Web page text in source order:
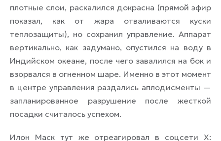
плотные слои, раскалился докрасна (прямой эфир
показал, как от жара отваливаются куски
теплозащиты), но сохранил управление. Аппарат
вертикально, как задумано, опустился на воду в
Индийском океане, после чего завалился на бок и
взорвался в огненном шаре. Именно в этот момент
в центре управления раздались аплодисменты —
запланированное разрушение после жесткой
посадки считалось успехом.
Илон Маск тут же отреагировал в соцсети X: